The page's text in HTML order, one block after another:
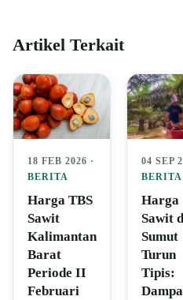
Artikel Terkait
18 FEB 2026 ·
BERITA
Harga TBS
Sawit
Kalimantan
Barat
Periode II
Februari
04 SEP
BERITA
Harga
Sawit
Sumut
Turun
Tipis: